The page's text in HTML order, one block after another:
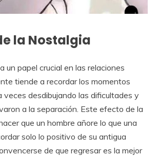
la Nostalgia
un papel crucial en las relaciones
tiende a recordar los momentos
veces desdibujando las dificultades y
a la separación. Este efecto de la
que un hombre añore lo que una
solo lo positivo de su antigua
de que regresar es la mejor